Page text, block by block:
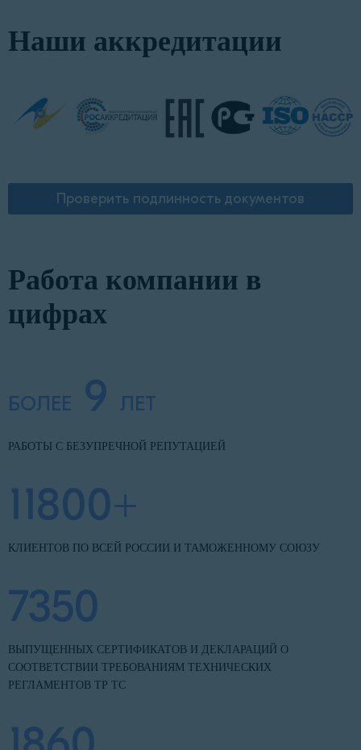
Наши аккредитации
Проверить подлинность документов
Работа компании в
цифрах
БОЛЕЕ 9 ЛЕТ
РАБОТЫ С БЕЗУПРЕЧНОЙ РЕПУТАЦИЕЙ
11800+
КЛИЕНТОВ ПО ВСЕЙ РОССИИ И ТАМОЖЕННОМУ СОЮЗУ
7350
ВЫПУЩЕННЫХ СЕРТИФИКАТОВ И ДЕКЛАРАЦИЙ О
СООТВЕТСТВИИ ТРЕБОВАНИЯМ ТЕХНИЧЕСКИХ
РЕГЛАМЕНТОВ ТР ТС